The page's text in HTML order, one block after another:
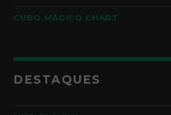
CUBO MÁGICO CHART
DESTAQUES